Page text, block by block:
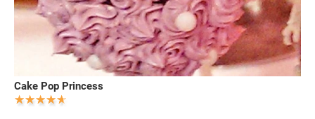
Cake Pop Princess